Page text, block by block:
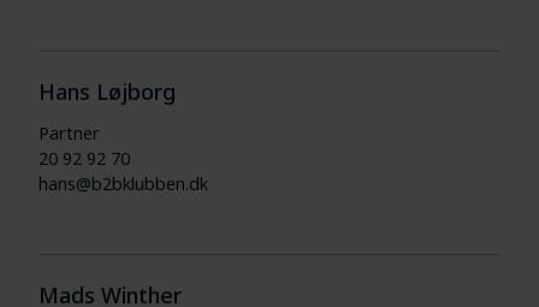
Hans Løjborg
Partner
20 92 92 70
hans@b2bklubben.dk
Mads Winther